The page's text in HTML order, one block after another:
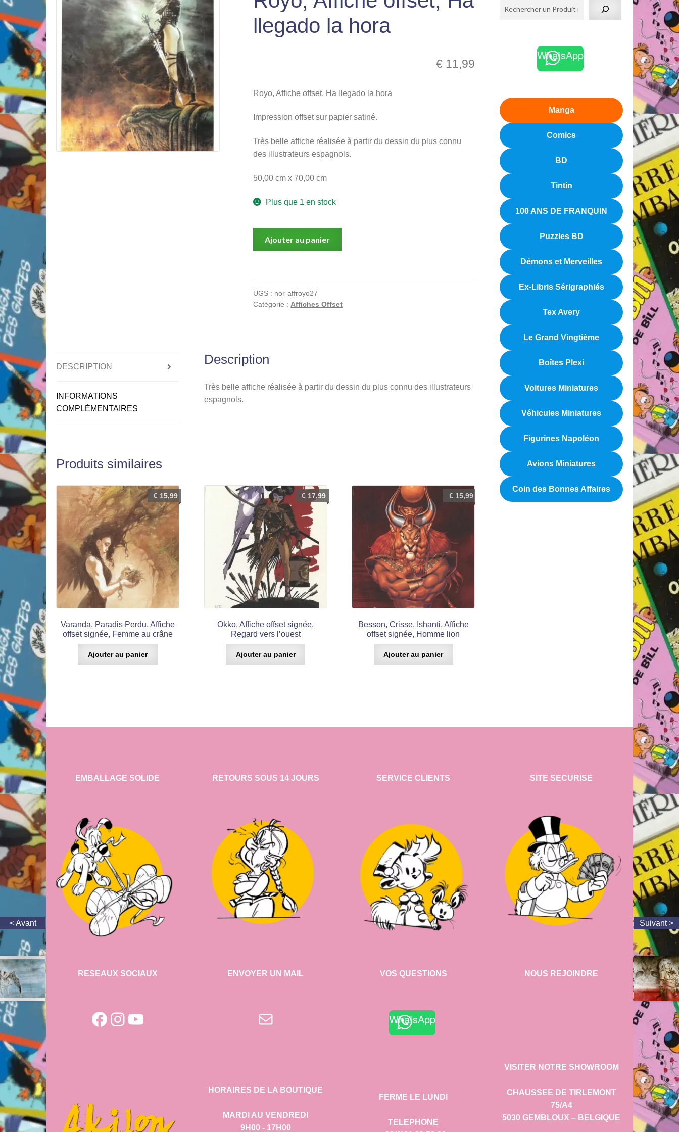
llegado la hora
€ 11,99
Royo, Affiche offset, Ha llegado la hora
Impression offset sur papier satiné.
Très belle affiche réalisée à partir du dessin du plus connu
des illustrateurs espagnols.
50,00 cm x 70,00 cm
Plus que 1 en stock
Ha
llegado
Ajouter au panier
UGS : nor-affroyo27
Catégorie : Affiches Offset
DESCRIPTION
INFORMATIONS
COMPLÉMENTAIRES
Description
Très belle affiche réalisée à partir du dessin du plus connu des illustrateurs
espagnols.
Produits similaires
Varanda, Paradis Perdu, Affiche
offset signée, Femme au crâne
€15,99
Ajouter au panier
Okko, Affiche offset signée,
Regard vers l’ouest
€17,99
Ajouter au panier
Besson, Crisse, Ishanti, Affiche
offset signée, Homme lion
€ 15,99
Ajouter au panier
WhatsApp
Manga
Comics
BD
Tintin
100 ANS DE FRANQUIN
Puzzles BD
Démons et Merveilles
Ex-Libris Sérigraphiés
Tex Avery
Le Grand Vingtième
Boîtes Plexi
Voitures Miniatures
Véhicules Miniatures
Figurines Napoléon
Avions Miniatures
Coin des Bonnes Affaires
EMBALLAGE SOLIDE
RESEAUX SOCIAUX
Facebook
Instagram
YouTube
RETOURS SOUS 14 JOURS
ENVOYER UN MAIL
E-mail
HORAIRES DE LA BOUTIQUE
MARDI AU VENDREDI
9H00 - 17H00
SERVICE CLIENTS
VOS QUESTIONS
WhatsApp
FERME LE LUNDI
TELEPHONE
SITE SECURISE
NOUS REJOINDRE
VISITER NOTRE SHOWROOM
CHAUSSEE DE TIRLEMONT
75/A4
5030 GEMBLOUX – BELGIQUE